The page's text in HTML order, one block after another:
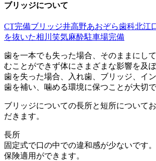
ブリッジについて
CT完備ブリッジ井高野あおぞら歯科北江
を抜いた相川 笑気麻酔駐車場完備
歯を一本でも失った場合、そのままにし
むことができず体にさまざまな影響を及
歯を失った場合、入れ歯、ブリッジ、イ
歯を補い、噛める環境に保つことが大切で
ブリッジについての長所と短所について
だきます。
長所
固定式で口の中での違和感が少ないです。
保険適用ができます。